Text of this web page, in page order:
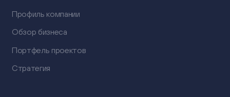
Профиль компании
Обзор бизнеса
Портфель проектов
Стратегия